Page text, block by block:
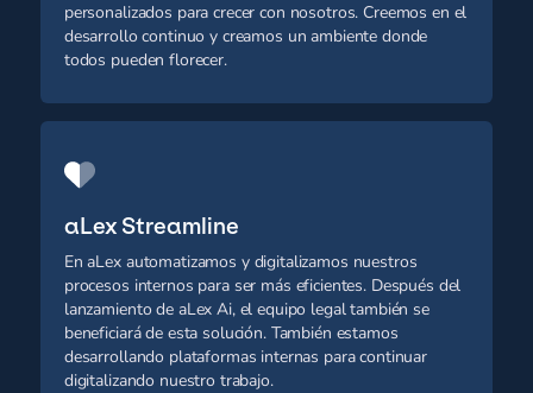
personalizados para crecer con nosotros. Creemos en el
desarrollo continuo y creamos un ambiente donde
todos pueden florecer.
aLex Streamline
En aLex automatizamos y digitalizamos nuestros
procesos internos para ser más eficientes. Después del
lanzamiento de aLex Ai, el equipo legal también se
beneficiará de esta solución. También estamos
desarrollando plataformas internas para continuar
digitalizando nuestro trabajo.